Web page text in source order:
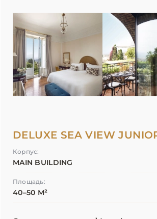
DELUXE SEA VIEW
Корпус:
MAIN BUILDING
Площадь:
40–50 М²